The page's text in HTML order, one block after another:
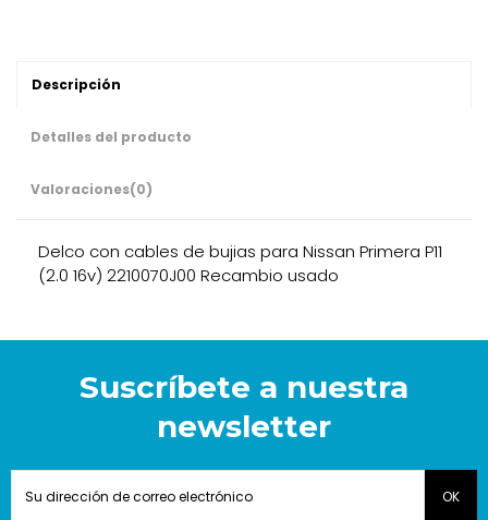
Descripción
Detalles del producto
Valoraciones(0)
Delco con cables de bujias para Nissan Primera P11
(2.0 16v) 2210070J00 Recambio usado
Suscríbete a nuestra
newsletter